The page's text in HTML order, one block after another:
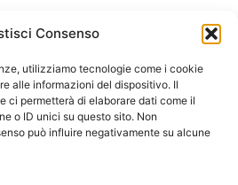
Consenso
utilizziamo tecnologie come i cookie
alle informazioni del dispositivo. Il
ci permetterà di elaborare dati come il
o ID unici su questo sito. Non
può influire negativamente su alcune
questo momento
Potrebbe Essere per
Ascendendo alla Quinta